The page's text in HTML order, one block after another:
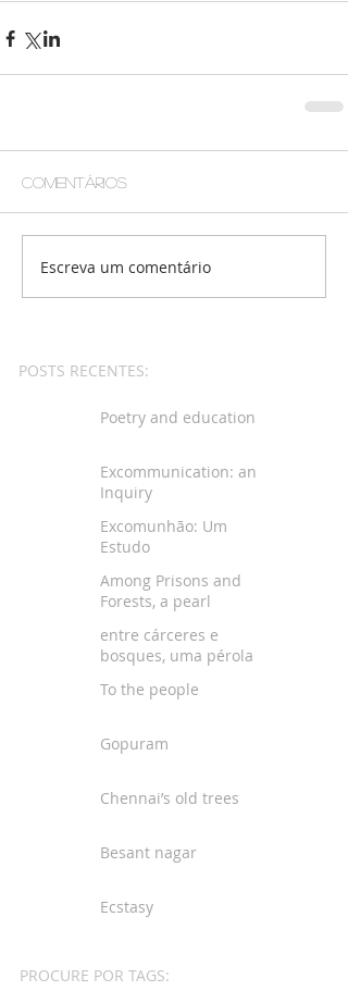
Comentários
Escreva um comentário
POSTS RECENTES:
Poetry and education
Excommunication: an
Inquiry
Excomunhão: Um
Estudo
Among Prisons and
Forests, a pearl
entre cárceres e
bosques, uma pérola
To the people
Gopuram
Chennai’s old trees
Besant nagar
Ecstasy
PROCURE POR TAGS: